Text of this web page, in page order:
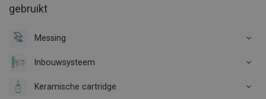
gebruikt
Messing
Inbouwsysteem
Keramische cartridge